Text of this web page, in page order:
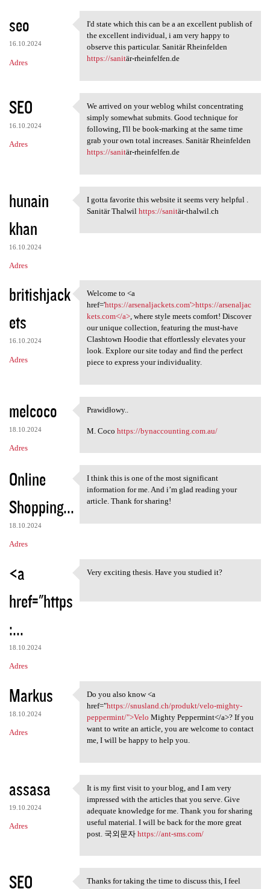
seo
16.10.2024
Adres
I'd state which this can be a
I'd state which this can be a an excellent publish of
the excellent individual, i am very happy to
observe this particular. Sanitär Rheinfelden
https://sanitär-rheinfelfen.de
SEO
16.10.2024
Adres
We arrived on your weblog
We arrived on your weblog whilst concentrating
simply somewhat submits. Good technique for
following, I'll be book-marking at the same time
grab your own total increases. Sanitär Rheinfelden
https://sanitär-rheinfelfen.de
hunain
khan
16.10.2024
Adres
I gotta favorite this website
I gotta favorite this website it seems very helpful .
Sanitär Thalwil https://sanitär-thalwil.ch
britishjack
ets
16.10.2024
Adres
Welcome to <a href='https:/
Welcome to <a
href='https://arsenaljackets.com'>https://arsenaljac
kets.com</a>, where style meets comfort! Discover
our unique collection, featuring the must-have
Clashtown Hoodie that effortlessly elevates your
look. Explore our site today and find the perfect
piece to express your individuality.
melcoco
18.10.2024
Adres
Prawidłowy..
Prawidłowy..
M. Coco https://bynaccounting.com.au/
Online
Shopping...
18.10.2024
Adres
I think this is one of the
I think this is one of the most significant
information for me. And i’m glad reading your
article. Thank for sharing!
<a
href="https
:...
18.10.2024
Adres
Very exciting thesis. Have
Very exciting thesis. Have you studied it?
Markus
18.10.2024
Adres
Do you also know <a href=
Do you also know <a
href="https://snusland.ch/produkt/velo-mighty-
peppermint/">Velo Mighty Peppermint</a>? If you
want to write an article, you are welcome to contact
me, I will be happy to help you.
assasa
19.10.2024
Adres
It is my first visit to your
It is my first visit to your blog, and I am very
impressed with the articles that you serve. Give
adequate knowledge for me. Thank you for sharing
useful material. I will be back for the more great
post. 국외문자 https://ant-sms.com/
SEO
Thanks for taking the time to discuss this, I feel